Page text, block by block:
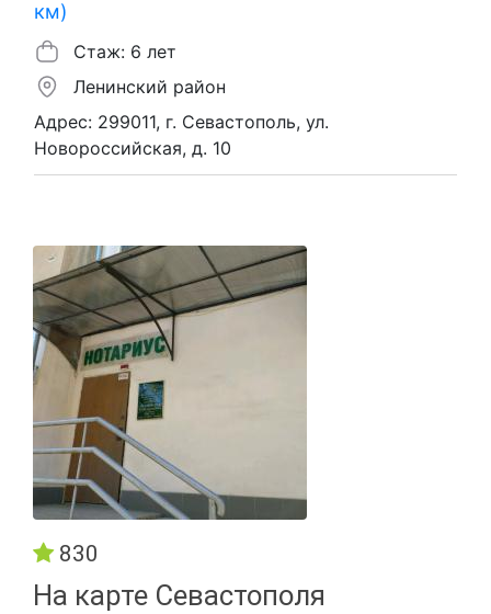
км)
Стаж: 6 лет
Ленинский район
Адрес: 299011, г. Севастополь, ул.
Новороссийская, д. 10
830
На карте Севастополя